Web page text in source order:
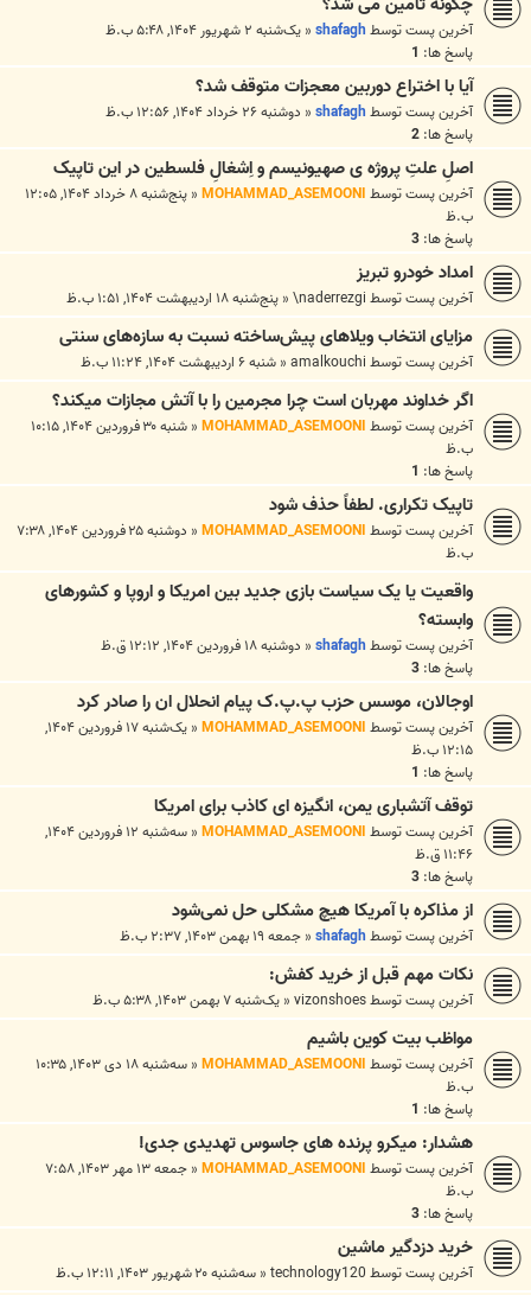
آخرین پست توسطshafagh
« یک‌شنبه ۲ شهریور ۱۴۰۴, ۵:۴۸ ب.ظ
پاسخ ها: 1
آیا با اختراع دوربین معجزات متوقف شد؟
آخرین پست توسطshafagh
« دوشنبه ۲۶ خرداد ۱۴۰۴, ۱۲:۵۶ ب.ظ
پاسخ ها: 2
اصلِ علتِ پروژه ی صهیونیسم و اِشغالِ فلسطین در این تاپیک
آخرین پست توسطMOHAMMAD_ASEMOONI
«
پنج‌شنبه ۸ خرداد ۱۴۰۴, ۱۲:۰۵
ب.ظ
پاسخ ها: 3
امداد خودرو تبریز
آخرین پست توسطnaderrezgi\
« پنج‌شنبه ۱۸ اردیبهشت ۱۴۰۴, ۱:۵۱ ب.ظ
مزایای انتخاب ویلاهای پیش‌ساخته نسبت به سازه‌های سنتی
آخرین پست توسطamalkouchi
« شنبه ۶ اردیبهشت ۱۴۰۴, ۱۱:۲۴ ب.ظ
اگر خداوند مهربان است چرا مجرمین را با آتش مجازات میکند؟
آخرین پست توسطMOHAMMAD_ASEMOONI
«
شنبه ۳۰ فروردین ۱۴۰۴, ۱۰:۱۵
ب.ظ
پاسخ ها: 1
تاپیک تکراری. لطفاً حذف شود
آخرین پست توسطMOHAMMAD_ASEMOONI
«
دوشنبه ۲۵ فروردین ۱۴۰۴, ۷:۳۸
ب.ظ
واقعیت یا یک سیاست بازی جدید بین امریکا و اروپا و کشورهای
وابسته؟
آخرین پست توسطshafagh
« دوشنبه ۱۸ فروردین ۱۴۰۴, ۱۲:۱۲ ق.ظ
پاسخ ها: 3
اوجالان، موسس حزب پ.پ.ک پیام انحلال ان را صادر کرد
آخرین پست توسطMOHAMMAD_ASEMOONI
«
یک‌شنبه ۱۷ فروردین ۱۴۰۴,
۱۲:۱۵ ب.ظ
پاسخ ها: 1
توقف آتشباری یمن، انگیزه ای کاذب برای امریکا
آخرین پست توسطMOHAMMAD_ASEMOONI
«
سه‌شنبه ۱۲ فروردین ۱۴۰۴,
۱۱:۴۶ ق.ظ
پاسخ ها: 3
از مذاکره با آمریکا هیچ مشکلی حل نمی‌شود
آخرین پست توسطshafagh
« جمعه ۱۹ بهمن ۱۴۰۳, ۲:۳۷ ب.ظ
نکات مهم قبل از خرید کفش:
آخرین پست توسطvizonshoes
« یک‌شنبه ۷ بهمن ۱۴۰۳, ۵:۳۸ ب.ظ
مواظب بیت کوین باشیم
آخرین پست توسطMOHAMMAD_ASEMOONI
«
سه‌شنبه ۱۸ دی ۱۴۰۳, ۱۰:۳۵
ب.ظ
پاسخ ها: 1
هشدار: میکرو پرنده های جاسوس تهدیدی جدی!
آخرین پست توسطMOHAMMAD_ASEMOONI
«
جمعه ۱۳ مهر ۱۴۰۳, ۷:۵۸
ب.ظ
پاسخ ها: 3
خرید دزدگیر ماشین
آخرین پست توسطtechnology120
« سه‌شنبه ۲۰ شهریور ۱۴۰۳, ۱۲:۱۱ ب.ظ